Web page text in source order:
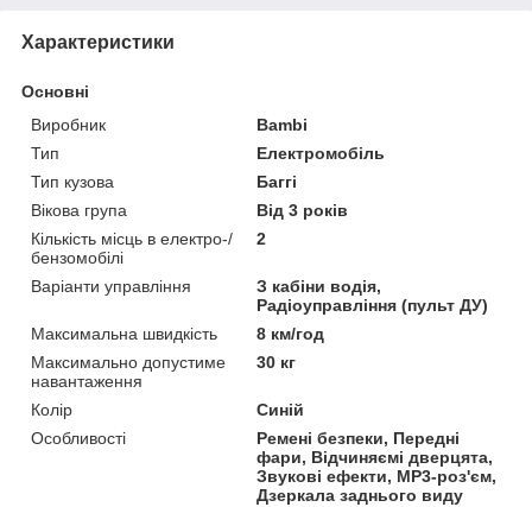
Характеристики
Основні
Виробник
Bambi
Тип
Електромобіль
Тип кузова
Баггі
Вікова група
Від 3 років
Кількість місць в електро-/
бензомобілі
2
Варіанти управління
З кабіни водія,
Радіоуправління (пульт ДУ)
Максимальна швидкість
8 км/год
Максимально допустиме
навантаження
30 кг
Колір
Синій
Особливості
Ремені безпеки, Передні
фари, Відчиняємі дверцята,
Звукові ефекти, MP3-роз'єм,
Дзеркала заднього виду